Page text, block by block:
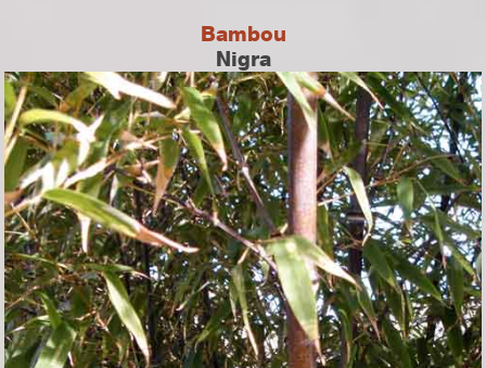
Bambou
Nigra